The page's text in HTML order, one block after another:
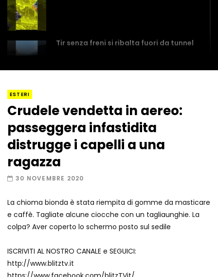
Tir senza freni si ribalta fuori da tunnel
Amiocuggino fa saltare in aria il drone
ESTERI
Crudele vendetta in aereo:
passeggera infastidita
distrugge i capelli a una
ragazza
30 NOVEMBRE 2020
La chioma bionda è stata riempita di gomme da masticare
e caffè. Tagliate alcune ciocche con un tagliaunghie. La
colpa? Aver coperto lo schermo posto sul sedile
ISCRIVITI AL NOSTRO CANALE e SEGUICI:
http://www.blitztv.it